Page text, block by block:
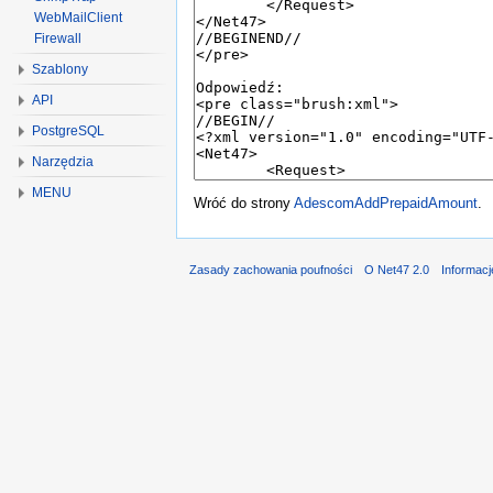
Wróć do strony AdescomAddPrepaidAmount
WebMailClient
Firewall
Szablony
API
PostgreSQL
Narzędzia
MENU
Zasady zachowania poufności O Net47 2.0